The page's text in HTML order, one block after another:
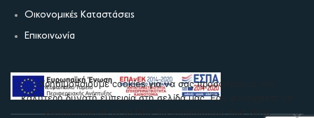
Οικονομικές Καταστάσεις
Επικοινωνία
Χρησιμοποιούμε cookies για να σας προσφέρουμε την
καλύτερη δυνατή εμπειρία στη σελίδα μας. Εάν συνεχίσετε να
χρησιμοποιείτε τη σελίδα, θα υποθέσουμε πως είστε